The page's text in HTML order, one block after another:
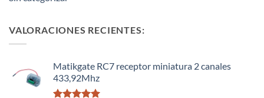
VALORACIONES RECIENTES:
Matikgate RC7 receptor miniatura 2 canales
433,92Mhz